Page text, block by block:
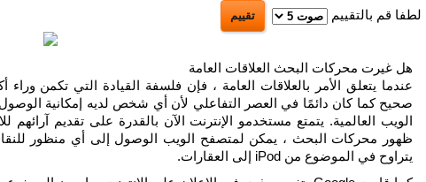
الذكاء
سياسة
الخصوصية
لطفا قم بالتقييم
هل غيرت محركات البحث العلاقات العامة
عندما يتعلق الأمر بالعلاقات العامة ، فإن فلسفة القيادة التي تكمن
صحيح كما كان دائمًا في العصر التفاعلي لأن أي شخص لديه إمكانية الوصول
الويب العالمية. يتمتع مستخدمو الإنترنت الآن بالقدرة على تقديم
ظهور محركات البحث ، يمكن لمتصفح الويب الوصول إلى أي منظور للنقاش
يتراوح في الموضوع من iPod إلى العقارات.